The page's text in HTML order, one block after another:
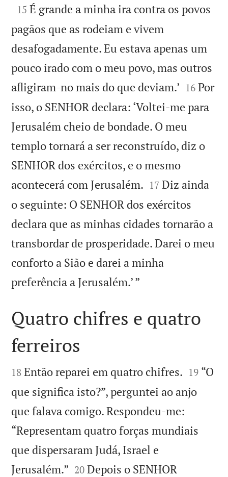

15 É grande a minha ira contra os povos
pagãos que as rodeiam e vivem
desafogadamente. Eu estava apenas um
pouco irado com o meu povo, mas outros
afligiram-no mais do que deviam.’ 

16 Por
isso, o SENHOR declara: ‘Voltei-me para
Jerusalém cheio de bondade. O meu
templo tornará a ser reconstruído, diz o
SENHOR dos exércitos, e o mesmo
acontecerá com Jerusalém. 

17 Diz ainda
o seguinte: O SENHOR dos exércitos
declara que as minhas cidades tornarão a
transbordar de prosperidade. Darei o meu
conforto a Sião e darei a minha
preferência a Jerusalém.’ ”

Quatro chifres e quatro
ferreiros

18 Então reparei em quatro chifres. 

19 “O
que significa isto?”, perguntei ao anjo
que falava comigo. Respondeu-me:
“Representam quatro forças mundiais
que dispersaram Judá, Israel e
Jerusalém.” 

20 Depois o SENHOR